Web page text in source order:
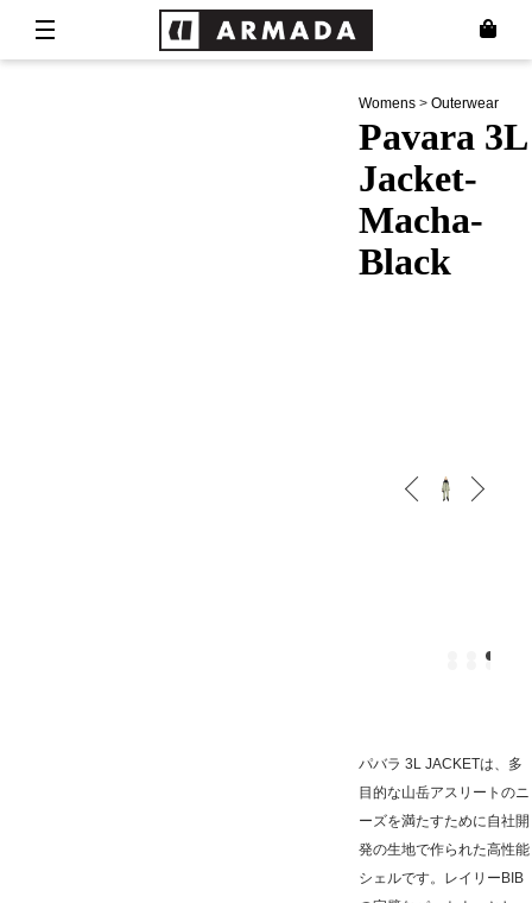
Womens >Outerwear
Pavara 3L
Jacket-
Macha-
Black
パバラ 3L JACKETは、多
目的な山岳アスリートのニ
ーズを満たすために自社開
発の生地で作られた高性能
シェルです。レイリーBIB